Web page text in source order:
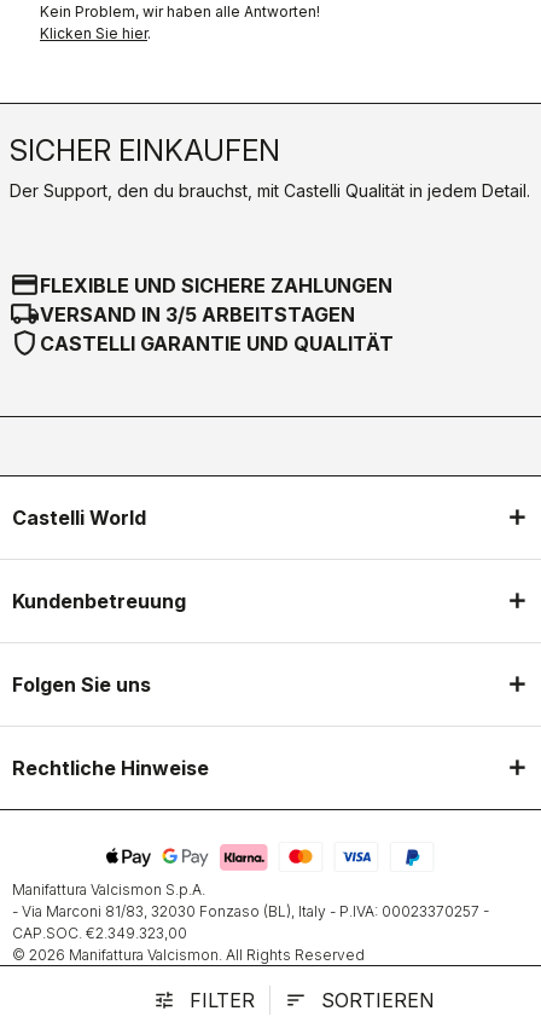
tune FILTER sort SORTIEREN
Kein Problem, wir haben alle Antworten!
Klicken Sie hier.
SICHER EINKAUFEN
Der Support, den du brauchst, mit Castelli Qualität in jedem Detail.
credit_cardFLEXIBLE UND SICHERE ZAHLUNGEN
local_shippingVERSAND IN 3/5 ARBEITSTAGEN
shield CASTELLI GARANTIE UND QUALITÄT
Castelli World
Kundenbetreuung
Folgen Sie uns
Rechtliche Hinweise
Manifattura Valcismon S.p.A.
- Via Marconi 81/83, 32030 Fonzaso (BL), Italy - P.IVA: 00023370257 -
CAP.SOC. €2.349.323,00
© 2026 Manifattura Valcismon. All Rights Reserved